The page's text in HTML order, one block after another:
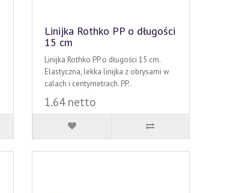
Linijka Rothko PP o długości
15 cm
Linijka Rothko PP o długości 15 cm.
Elastyczna, lekka linijka z obrysami w
calach i centymetrach. PP..
1.64 netto